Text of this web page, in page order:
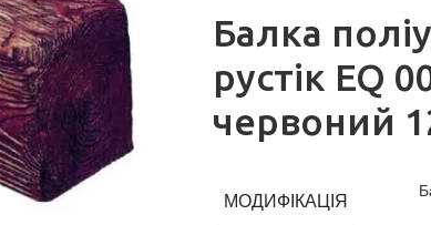
Балка
рустік EQ
червоний
МОДИФІКАЦІЯ